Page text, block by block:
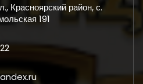
Красноярский район, с.
191